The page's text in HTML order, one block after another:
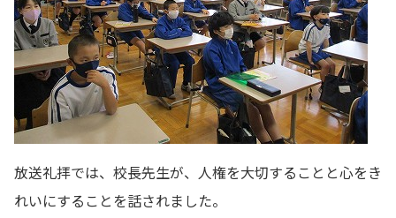
放送礼拝では、校長先生が、人権を大切することと心をき
れいにすることを話されました。